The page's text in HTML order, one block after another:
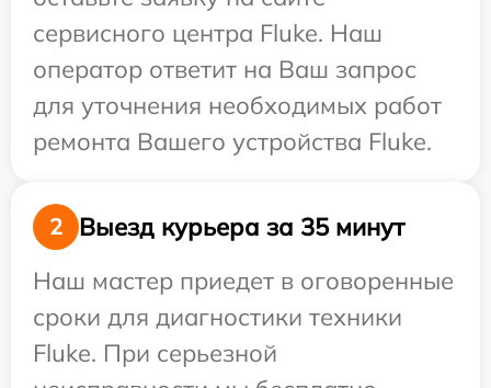
сервисного центра Fluke. Наш
оператор ответит на Ваш запрос
для уточнения необходимых работ
ремонта Вашего устройства Fluke.
2
Выезд курьера за 35 минут
Наш мастер приедет в оговоренные
сроки для диагностики техники
Fluke. При серьезной